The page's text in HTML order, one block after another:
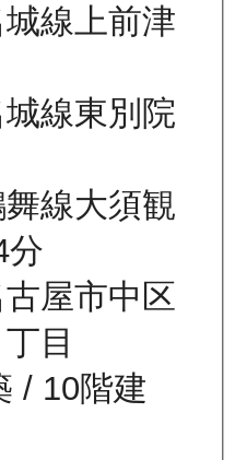
線上前津
線東別院
線大須観
分
屋市中区
目
/ 10階建